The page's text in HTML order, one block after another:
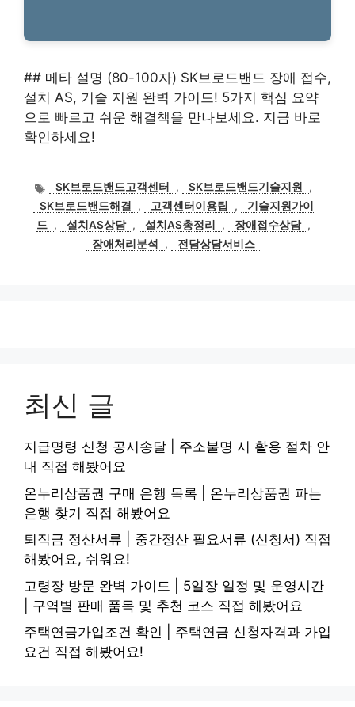
## 메타 설명 (80-100자) SK브로드밴드 장애 접수,
설치 AS, 기술 지원 완벽 가이드! 5가지 핵심 요약
으로 빠르고 쉬운 해결책을 만나보세요. 지금 바로
확인하세요!
태
그
SK브로드밴드고객센터 , SK브로드밴드기술지원
,
SK브로드밴드해결
, 고객센터이용팁 ,
기술지원가이
드 , 설치AS상담 , 설치AS총정리 , 장애접수상담 ,
장애처리분석
, 전담상담서비스
최신 글
지급명령 신청 공시송달 | 주소불명 시 활용 절차 안
내 직접 해봤어요
온누리상품권 구매 은행 목록 | 온누리상품권 파는
은행 찾기 직접 해봤어요
퇴직금 정산서류 | 중간정산 필요서류 (신청서) 직접
해봤어요, 쉬워요!
고령장 방문 완벽 가이드 | 5일장 일정 및 운영시간
| 구역별 판매 품목 및 추천 코스 직접 해봤어요
주택연금가입조건 확인 | 주택연금 신청자격과 가입
요건 직접 해봤어요!